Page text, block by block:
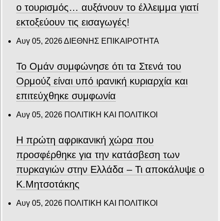
ο τουρισμός… αυξάνουν το έλλειμμα γιατί
εκτοξεύουν τις εισαγωγές!
Αυγ 05, 2026ΔΙΕΘΝΗΣ ΕΠΙΚΑΙΡΟΤΗΤΑ
Το Ομάν συμφώνησε ότι τα Στενά του
Ορμούζ είναι υπό ιρανική κυριαρχία και
επιτεύχθηκε συμφωνία
Αυγ 05, 2026 ΠΟΛΙΤΙΚΗ ΚΑΙ ΠΟΛΙΤΙΚΟΙ
Η πρώτη αφρικανική χώρα που
προσφέρθηκε για την κατάσβεση των
πυρκαγιών στην Ελλάδα – Τι αποκάλυψε ο
Κ.Μητσοτάκης
Αυγ 05, 2026 ΠΟΛΙΤΙΚΗ ΚΑΙ ΠΟΛΙΤΙΚΟΙ